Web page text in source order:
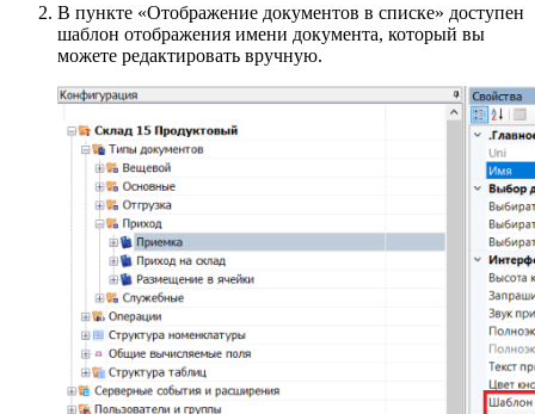
В пункте «Отображение документов в списке» доступен
шаблон отображения имени документа, который вы
можете редактировать вручную.